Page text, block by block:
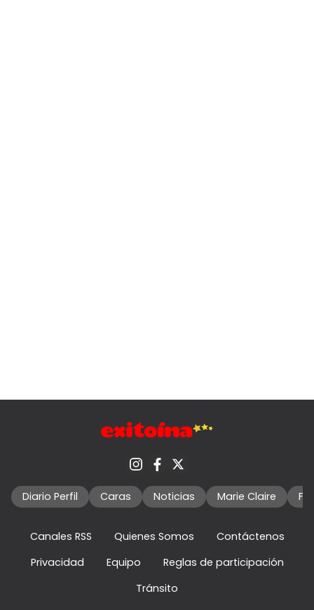
Diario Perfil Caras Noticias Marie Claire
Canales RSS Quienes Somos
Contáctenos
Privacidad
Equipo
Reglas de participación
Tránsito